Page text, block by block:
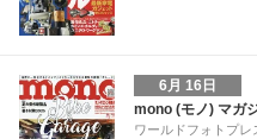
6月 16日
mono (モノ) マガ
ワールドフォトプレ